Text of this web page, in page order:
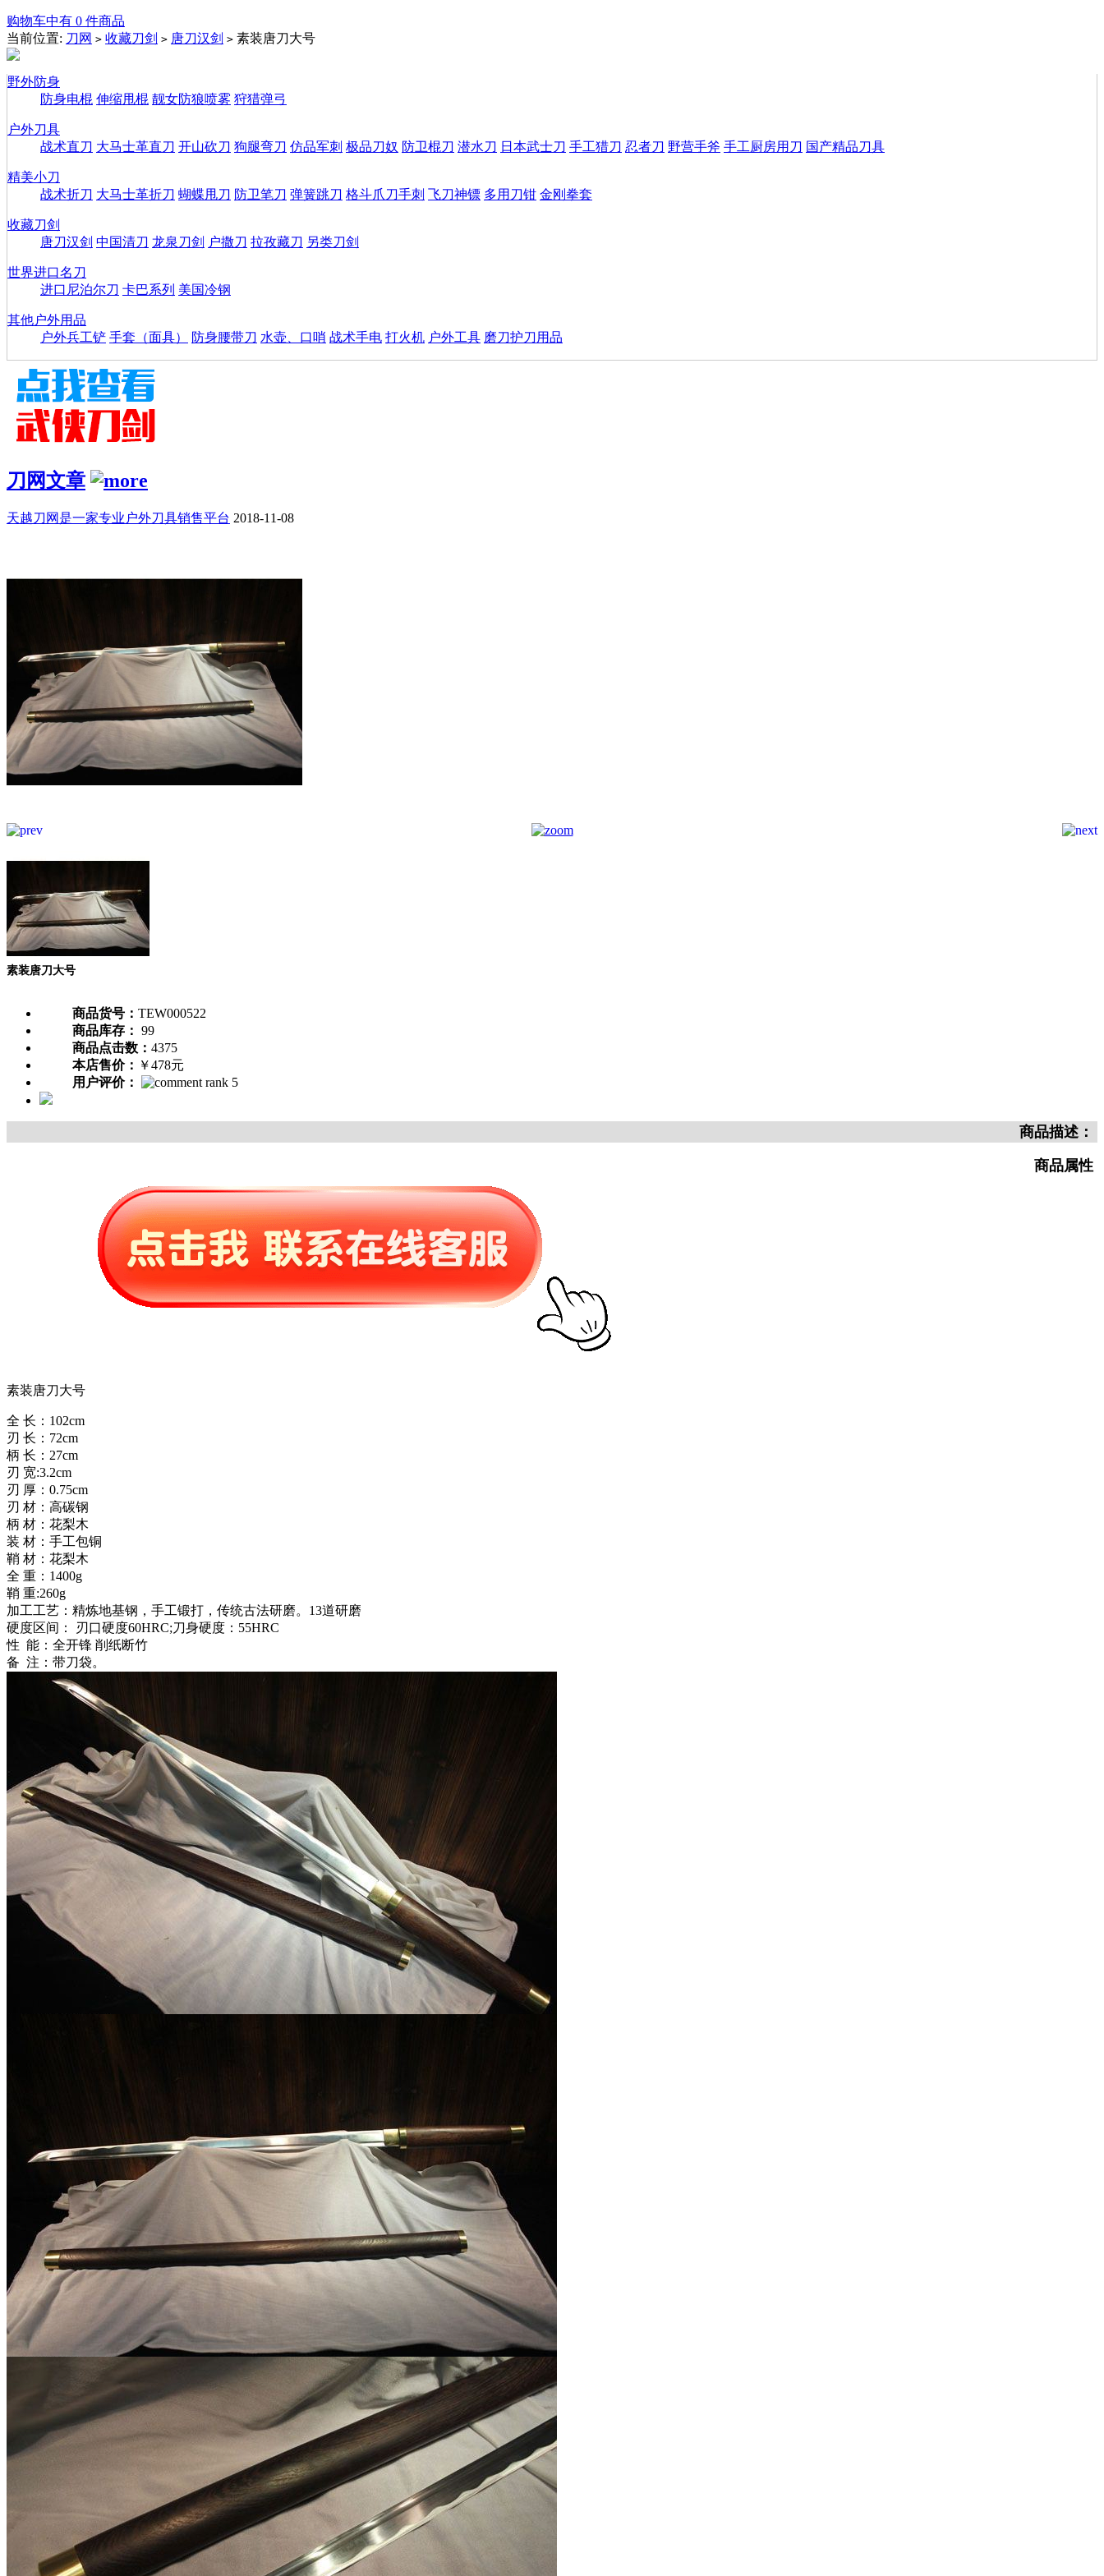
购物车中有 0 件商品
当前位置: 刀网 > 收藏刀剑 > 唐刀汉剑 > 素装唐刀大号
野外防身
防身电棍 伸缩甩棍 靓女防狼喷雾 狩猎弹弓
户外刀具
战术直刀 大马士革直刀 开山砍刀 狗腿弯刀 仿品军刺 极品刀奴 防卫棍刀 潜水刀 日本武士刀 手工猎刀 忍者刀 野营手斧 手工厨房用刀 国产精品刀具
精美小刀
战术折刀 大马士革折刀 蝴蝶甩刀 防卫笔刀 弹簧跳刀 格斗爪刀手刺 飞刀神镖 多用刀钳 金刚拳套
收藏刀剑
唐刀汉剑 中国清刀 龙泉刀剑 户撒刀 拉孜藏刀 另类刀剑
世界进口名刀
进口尼泊尔刀 卡巴系列 美国冷钢
其他户外用品
户外兵工铲 手套（面具） 防身腰带刀 水壶、口哨 战术手电 打火机 户外工具 磨刀护刀用品
刀网文章
天越刀网是一家专业户外刀具销售平台 2018-11-08
素装唐刀大号
商品货号： TEW000522
商品库存： 99
商品点击数： 4375
本店售价： ￥478元
用户评价：
商品描述：
商品属性
素装唐刀大号
全 长：102cm
刃 长：72cm
柄 长：27cm
刃 宽:3.2cm
刃 厚：0.75cm
刃 材：高碳钢
柄 材：花梨木
装 材：手工包铜
鞘 材：花梨木
全 重：1400g
鞘 重:260g
加工工艺：精炼地基钢，手工锻打，传统古法研磨。13道研磨
硬度区间： 刃口硬度60HRC;刀身硬度：55HRC
性 能：全开锋 削纸断竹
备 注：带刀袋。